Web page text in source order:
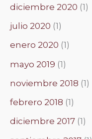
diciembre 2020 (1)
julio 2020 (1)
enero 2020 (1)
mayo 2019 (1)
noviembre 2018 (1)
febrero 2018 (1)
diciembre 2017 (1)